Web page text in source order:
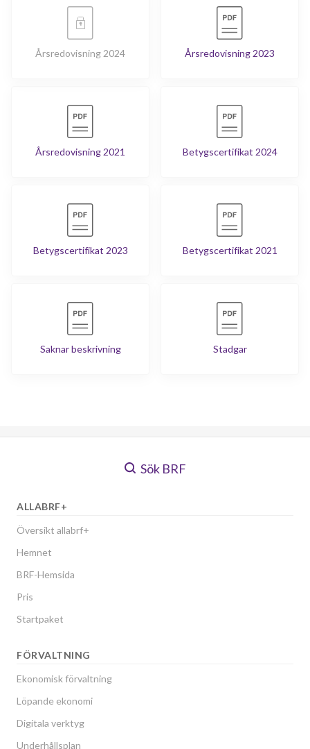
Årsredovisning 2024 Årsredovisning 2023
Årsredovisning 2021 Betygscertifikat 2024
Betygscertifikat 2023 Betygscertifikat 2021
Saknar beskrivning Stadgar
Sök BRF
ALLABRF+
Översikt allabrf+
Hemnet
BRF-Hemsida
Pris
Startpaket
FÖRVALTNING
Ekonomisk förvaltning
Löpande ekonomi
Digitala verktyg
Underhållsplan